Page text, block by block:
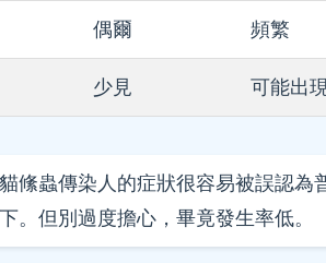
偶爾 頻繁
少見 可能出
絛蟲傳染人的症狀很容易被誤認
。但別過度擔心，畢竟發生率低。